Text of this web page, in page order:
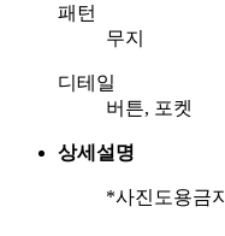
패턴
무지
디테일
버튼, 포켓
상세설명
*사진도용금지